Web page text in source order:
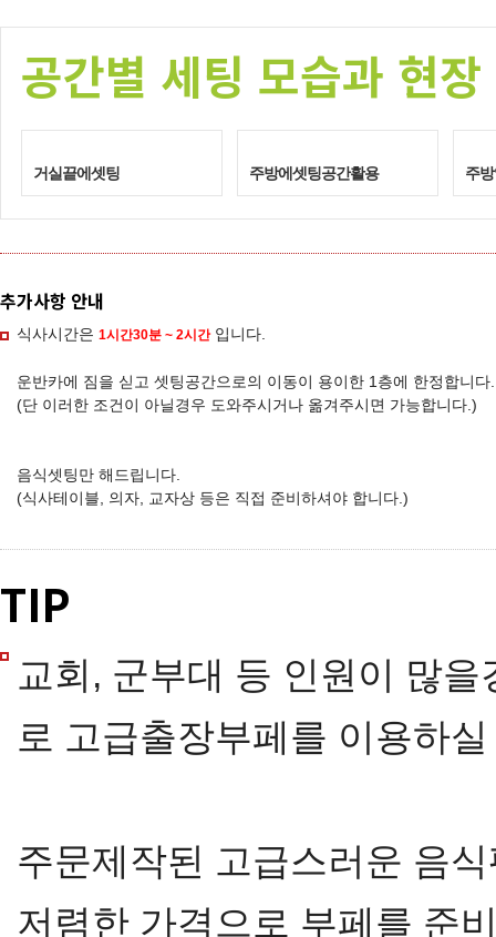
공간별 세팅 모습과 현
거실끝에셋팅 주방에셋팅공간활용 주
추가사항 안내
식사시간은 1시간30분 ~ 2시간입니다.
운반카에 짐을 싣고 셋팅공간으로의 이동이 용이한 1층에 한정합니다.
(단 이러한 조건이 아닐경우 도와주시거나 옮겨주시면 가능합니다.)
음식셋팅만 해드립니다.
(식사테이블, 의자, 교자상 등은 직접 준비하셔야 합니다.)
TIP
교회, 군부대 등 인원이 많
로 고급출장부페를 이용하
주문제작된 고급스러운 음
저렴한 가격으로 부페를 준